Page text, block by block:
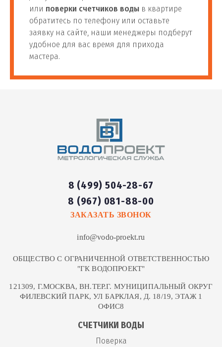
или поверки счетчиков воды в квартире
обратитесь по телефону или оставьте
заявку на сайте, наши менеджеры подберут
удобное для вас время для прихода
мастера.
8 (499) 504-28-67
8 (967) 081-88-00
ЗАКАЗАТЬ ЗВОНОК
info@vodo-proekt.ru
ОБЩЕСТВО С ОГРАНИЧЕННОЙ ОТВЕТСТВЕННОСТЬЮ
"ГК ВОДОПРОЕКТ"
121309, Г.МОСКВА, ВН.ТЕР.Г. МУНИЦИПАЛЬНЫЙ ОКРУГ
ФИЛЕВСКИЙ ПАРК, УЛ БАРКЛАЯ, Д. 18/19, ЭТАЖ 1
ОФИС8
СЧЕТЧИКИ ВОДЫ
Поверка